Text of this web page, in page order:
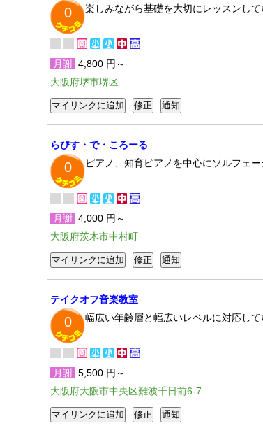
0 楽しみながら基礎を大切にレッスンし
月謝 4,800 円～
大阪府堺市堺区
らぴす・で・ころーる
0 ピアノ、知育ピアノを中心にソルフェ
月謝 4,000 円～
大阪府茨木市中村町
テイクオフ音楽教室
0 幅広い年齢層と幅広いレベルに対応し
月謝 5,500 円～
大阪府大阪市中央区難波千日前6-7